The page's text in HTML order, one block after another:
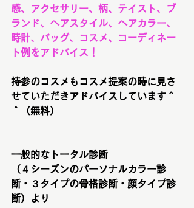
感、アクセサリー、柄、テイスト、ブ
ランド、ヘアスタイル、ヘアカラー、
時計、バッグ、コスメ、コーディネー
ト例をアドバイス！
持参のコスメもコスメ提案の時に見さ
せていただきアドバイスしています＾
＾（無料）
一般的なトータル診断
（４シーズンのパーソナルカラー診
断・３タイプの骨格診断・顔タイプ診
断）より